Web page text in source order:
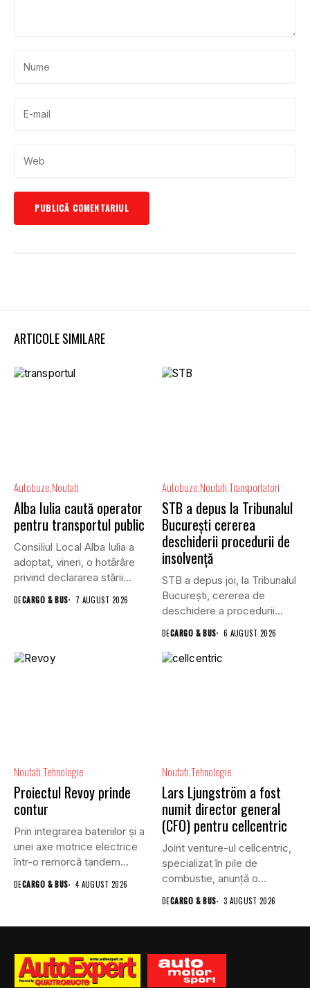
ARTICOLE SIMILARE
Autobuze Noutati
Alba Iulia caută operator
pentru transportul public
Consiliul Local Alba Iulia a
adoptat, vineri, o hotărâre
privind declararea stării...
DECARGO & BUS 7 AUGUST 2026
Autobuze NoutatiTransportatori
STB a depus la Tribunalul
București cererea
deschiderii procedurii de
insolvență
STB a depus joi, la Tribunalul
Bucureşti, cererea de
deschidere a procedurii...
DECARGO & BUS 6 AUGUST 2026
NoutatiTehnologie
Proiectul Revoy prinde
contur
Prin integrarea bateriilor și a
unei axe motrice electrice
într-o remorcă tandem...
DECARGO & BUS 4 AUGUST 2026
NoutatiTehnologie
Lars Ljungström a fost
numit director general
(CFO) pentru cellcentric
Joint venture-ul cellcentric,
specializat în pile de
combustie, anunță o
schimbare în...
DECARGO & BUS 3 AUGUST 2026